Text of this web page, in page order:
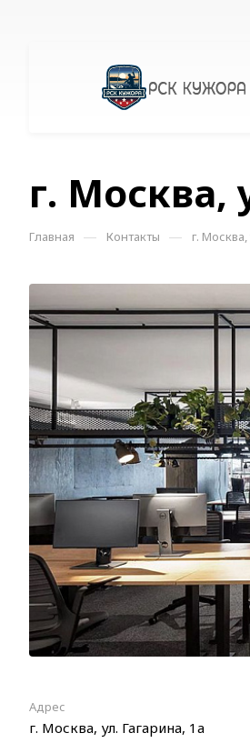
г. Москва,
Главная — Контакты — г. Москва,
Адрес
г. Москва, ул. Гагарина, 1а